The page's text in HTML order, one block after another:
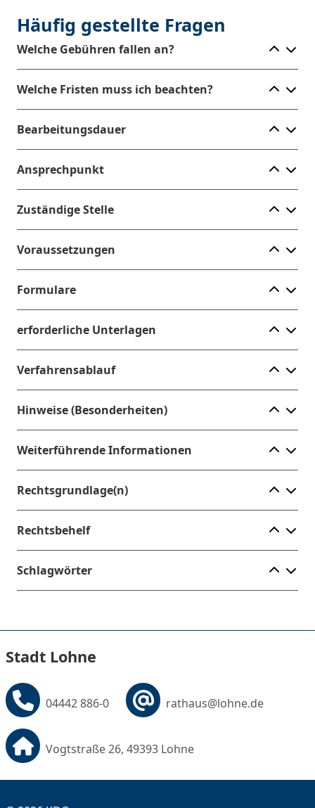
Häufig gestellte Fragen
Welche Gebühren fallen an?
Welche Fristen muss ich beachten?
Bearbeitungsdauer
Ansprechpunkt
Zuständige Stelle
Voraussetzungen
Formulare
erforderliche Unterlagen
Verfahrensablauf
Hinweise (Besonderheiten)
Weiterführende Informationen
Rechtsgrundlage(n)
Rechtsbehelf
Schlagwörter
Stadt Lohne
04442 886-0 rathaus@lohne.de
Vogtstraße 26, 49393 Lohne